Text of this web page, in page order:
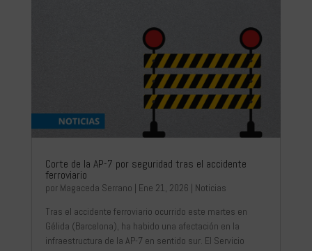
Corte de la AP-7 por seguridad tras el accidente
ferroviario
por Magaceda Serrano | Ene 21, 2026 | Noticias
Tras el accidente ferroviario ocurrido este martes en
Gélida (Barcelona), ha habido una afectación en la
infraestructura de la AP-7 en sentido sur. El Servicio